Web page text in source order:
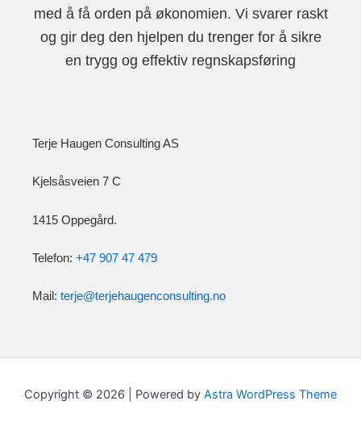
med å få orden på økonomien. Vi svarer raskt
og gir deg den hjelpen du trenger for å sikre
en trygg og effektiv regnskapsføring
Terje Haugen Consulting AS
Kjelsåsveien 7 C
1415 Oppegård.
Telefon: +47 907 47 479
Mail: terje@terjehaugenconsulting.no
Copyright © 2026 | Powered by Astra WordPress Theme